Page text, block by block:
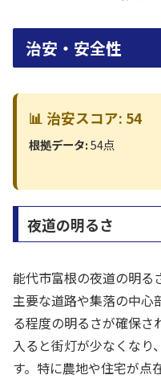
治安・安全性
📊 治安スコア: 54
根拠データ:54点
夜道の明るさ
能代市富根の夜道の明る
主要な道路や集落の中心
る程度の明るさが確保さ
入ると街灯が少なくなり
す。特に農地や住宅が点